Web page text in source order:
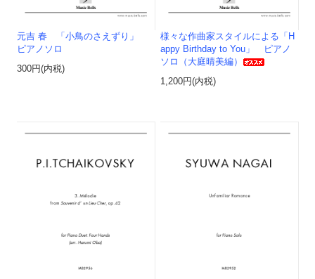
元吉 春 「小鳥のさえずり」
ピアノソロ
300円(内税)
様々な作曲家スタイルによる「H
appy Birthday to You」 ピアノ
ソロ（大庭晴美編）
1,200円(内税)